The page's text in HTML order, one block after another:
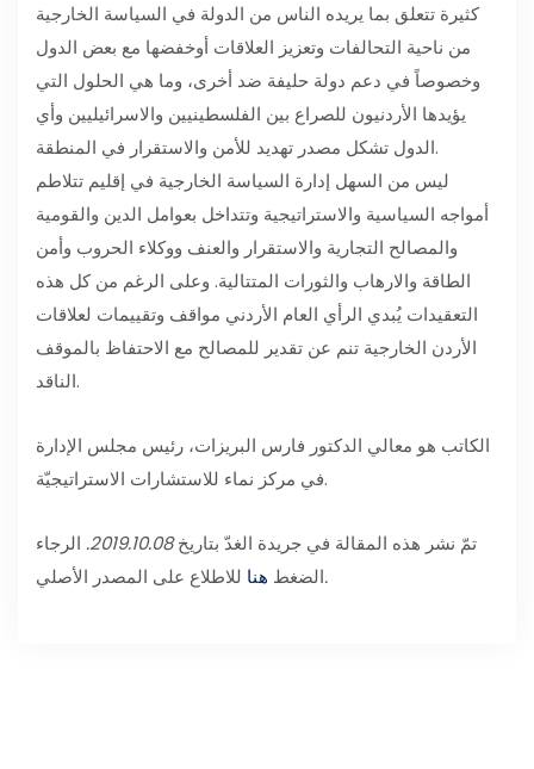
كثيرة تتعلق بما يريده الناس من الدولة في السياسة الخارجية
من ناحية التحالفات وتعزيز العلاقات أوخفضها مع بعض الدول
وخصوصاً في دعم دولة حليفة ضد أخرى، وما هي الحلول التي
يؤيدها الأردنيون للصراع بين الفلسطينيين والاسرائيليين وأي
الدول تشكل مصدر تهديد للأمن والاستقرار في المنطقة.
ليس من السهل إدارة السياسة الخارجية في إقليم تتلاطم
أمواجه السياسية والاستراتيجية وتتداخل بعوامل الدين والقومية
والمصالح التجارية والاستقرار والعنف ووكلاء الحروب وأمن
الطاقة والارهاب والثورات المتتالية. وعلى الرغم من كل هذه
التعقيدات يُبدي الرأي العام الأردني مواقف وتقييمات لعلاقات
الأردن الخارجية تنم عن تقدير للمصالح مع الاحتفاظ بالموقف
الناقد.
الكاتب هو معالي الدكتور فارس البريزات، رئيس مجلس الإدارة
في مركز نماء للاستشارات الاستراتيجيّة.
تمّ نشر هذه المقالة في جريدة الغدّ بتاريخ2019.10.08.
الرجاء
الضغط هنا للاطلاع على المصدر الأصلي .